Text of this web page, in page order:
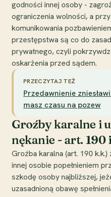
godności innej osoby -
ograniczenia wolności, a
komunikowania
przestępstwa są co do
prywatnego, czyli
oskarżenia przed sądem.
PRZECZYTAJ TEŻ
Przedawnienie
masz czasu na pozew
Groźby karalne i
nękanie - art. 190
Groźba karalna (art. 190
innej osobie popełnieniem
szkodę osoby najbliższej,
uzasadnioną obawę